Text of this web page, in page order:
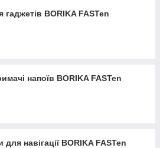
BORIKA FASTen
напоїв BORIKA FASTen
для навігації BORIKA FASTen